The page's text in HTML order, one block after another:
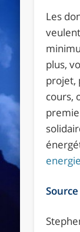
Les
plus,
projet,
cours,